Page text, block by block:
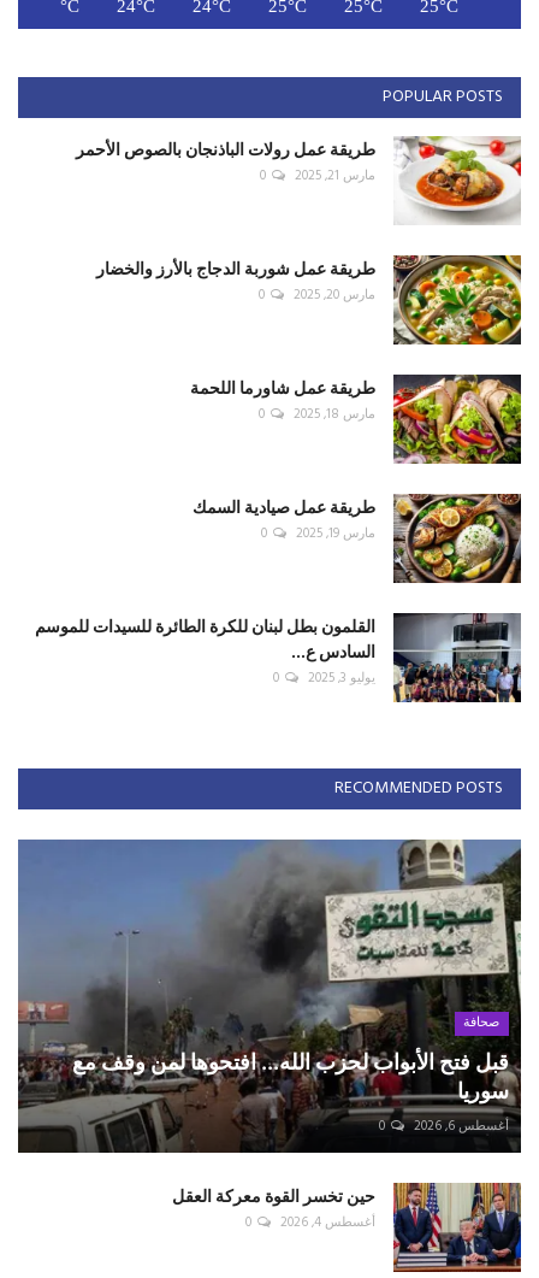
25°C
25°C
25°C
24°C
24°C
24°C
POPULAR POSTS
طريقة عمل رولات الباذنجان بالصوص الأحمر
مارس 21, 2025 0
طريقة عمل شوربة الدجاج بالأرز والخضار
مارس 20, 2025 0
طريقة عمل شاورما اللحمة
مارس 18, 2025 0
طريقة عمل صيادية السمك
مارس 19, 2025 0
القلمون بطل لبنان للكرة الطائرة للسيدات للموسم
السادس ع...
يوليو 3, 2025 0
RECOMMENDED POSTS
صحافة
قبل فتح الأبواب لحزب الله... افتحوها لمن وقف مع
سوريا
أغسطس 6, 2026 0
حين تخسر القوة معركة العقل
أغسطس 4, 2026 0